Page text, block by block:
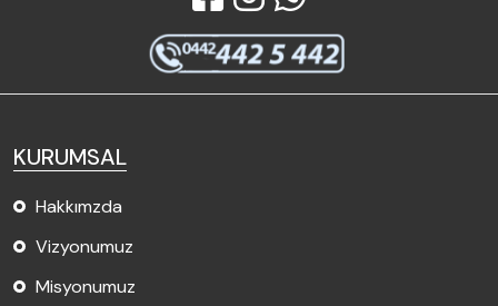
KURUMSAL
Hakkımzda
Vizyonumuz
Misyonumuz